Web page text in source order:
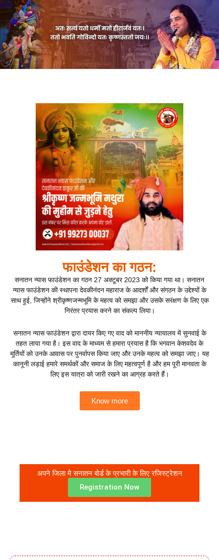
फाउंडेशन का गठन:
सनातन न्यास फाउंडेशन का गठन 27 अक्टूबर 2023 को किया गया था। सनातन
न्यास फाउंडेशन की स्थापना देवकीनंदन महाराज के आदर्शों और संगठन के उद्देश्यों के
साथ हुई, जिन्होंने श्रीकृष्णजन्मभूमि के महत्व को समझा और उसके सरंक्षण के लिए एक
निरंतर प्रयास करने का संकल्प लिया।
सनातन न्यास फाउंडेशन द्वारा दायर किए गए वाद को माननीय न्यायालय में सुनवाई के
तहत लाया गया है। इस वाद के माध्यम से हमारा प्रयास है कि भगवान केशवदेव के
मूर्तियों को उनके आवास पर पुनर्वापस किया जाए और उनके महत्व को समझा जाए। यह
कानूनी लड़ाई हमारे समर्थकों और समाज के लिए महत्वपूर्ण है और हम पूरी मानवता के
लिए इस यात्रा को जारी रखने का आग्रह करते हैं।
Know more
अपने जिला मे सनातन बोर्ड के प्रभारी के लिए रजिस्ट्रेशन
Registration Now